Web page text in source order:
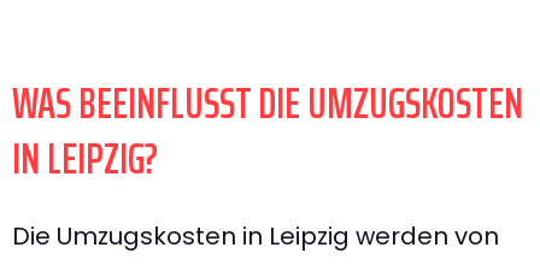
WAS BEEINFLUSST DIE UMZUGSKOSTEN
IN LEIPZIG?
Die Umzugskosten in Leipzig werden von